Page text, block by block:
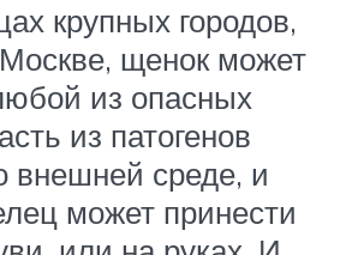
крупных городов,
щенок может
из опасных
из патогенов
внешней среде, и
может принести